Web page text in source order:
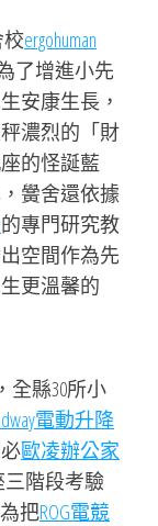
ergohuman
了增進小先
安康生長，
濃烈的「財
的怪誕藍
黌舍還依據
的專門研究教
空間作為先
更溫馨的
全縣30所小
電動升降
歐凌辦公家
階段考驗
把ROG電競